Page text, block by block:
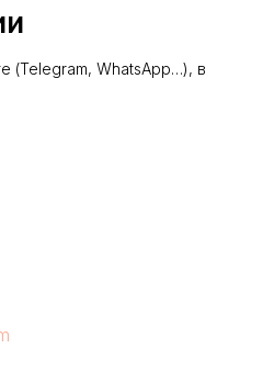
(Telegram, WhatsApp…), в